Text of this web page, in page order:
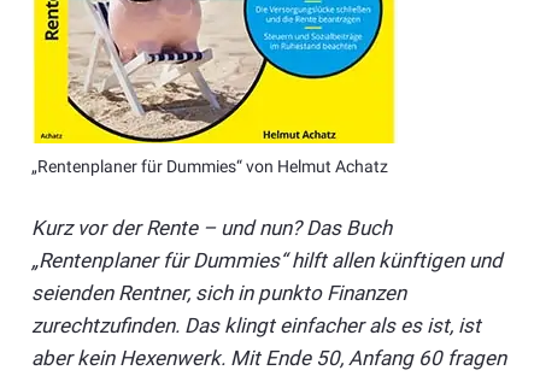
„Rentenplaner für Dummies“ von Helmut Achatz
Kurz vor der Rente – und nun? Das Buch
„Rentenplaner für Dummies“ hilft allen künftigen und
seienden Rentner, sich in punkto Finanzen
zurechtzufinden. Das klingt einfacher als es ist, ist
aber kein Hexenwerk. Mit Ende 50, Anfang 60 fragen